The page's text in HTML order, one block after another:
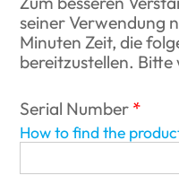
seiner Verwendung
Minuten Zeit, die
bereitzustellen. Bitte
Serial Number
How to find the